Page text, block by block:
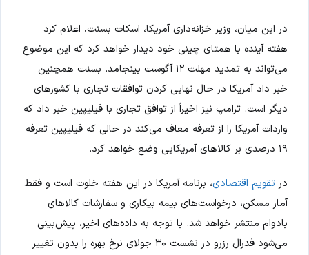
در این میان، وزیر خزانه‌داری آمریکا، اسکات بسنت، اعلام کرد
هفته آینده با همتای چینی خود دیدار خواهد کرد که این موضوع
می‌تواند به تمدید مهلت ۱۲ آگوست بینجامد. بسنت همچنین
خبر داد آمریکا در حال نهایی کردن توافقات تجاری با کشورهای
دیگر است. ترامپ نیز اخیراً از توافق تجاری با فیلیپین خبر داد که
واردات آمریکا را از تعرفه معاف می‌کند در حالی که فیلیپین تعرفه
۱۹ درصدی بر کالاهای آمریکایی وضع خواهد کرد.
در تقویم اقتصادی، برنامه آمریکا در این هفته خلوت است و فقط
آمار مسکن، درخواست‌های بیمه بیکاری و سفارشات کالاهای
بادوام منتشر خواهد شد. با توجه به داده‌های اخیر، پیش‌بینی
می‌شود فدرال رزرو در نشست ۳۰ جولای نرخ بهره را بدون تغییر